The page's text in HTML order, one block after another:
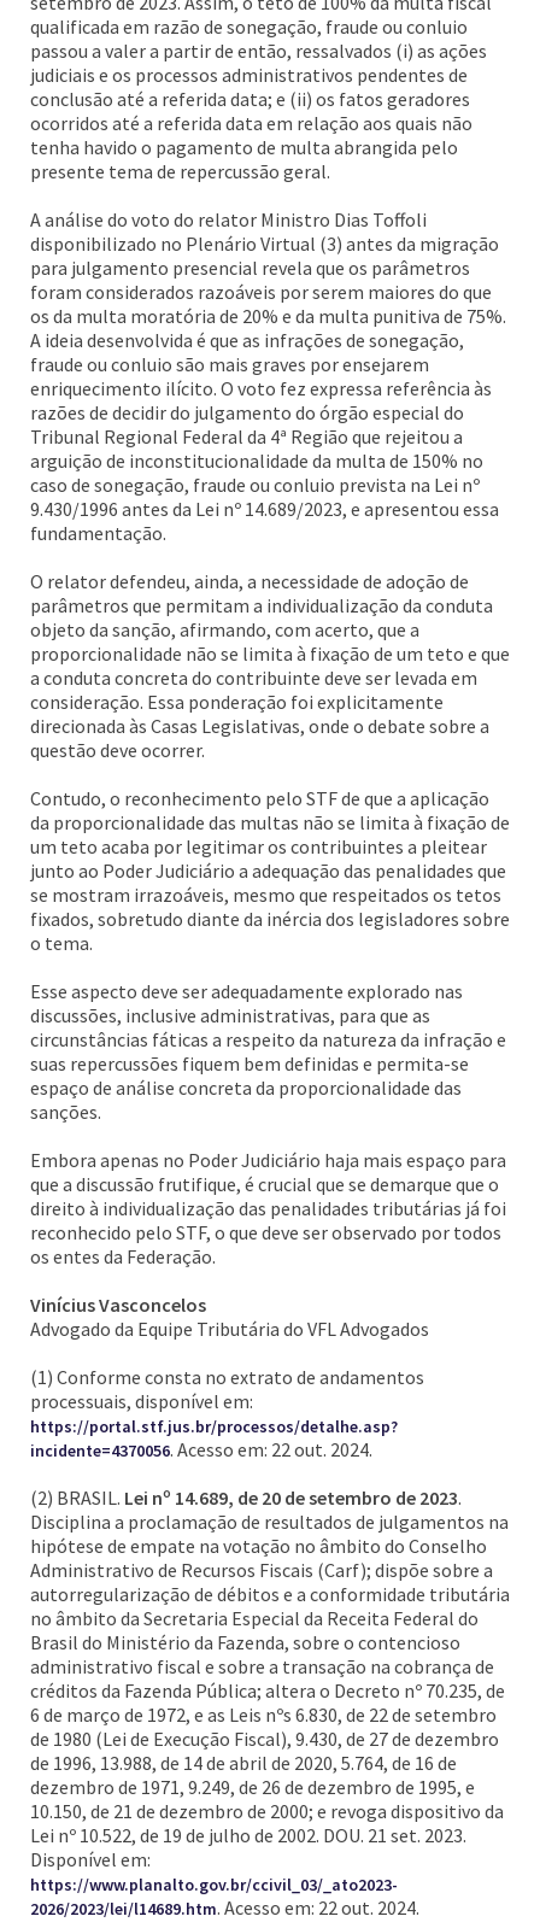
qualificada em razão de sonegação, fraude ou conluio
passou a valer a partir de então, ressalvados (i) as ações
judiciais e os processos administrativos pendentes de
conclusão até a referida data; e (ii) os fatos geradores
ocorridos até a referida data em relação aos quais não
tenha havido o pagamento de multa abrangida pelo
presente tema de repercussão geral.
A análise do voto do relator Ministro Dias Toffoli
disponibilizado no Plenário Virtual (3) antes da migração
para julgamento presencial revela que os parâmetros
foram considerados razoáveis por serem maiores do que
os da multa moratória de 20% e da multa punitiva de 75%.
A ideia desenvolvida é que as infrações de sonegação,
fraude ou conluio são mais graves por ensejarem
enriquecimento ilícito. O voto fez expressa referência às
razões de decidir do julgamento do órgão especial do
Tribunal Regional Federal da 4ª Região que rejeitou a
arguição de inconstitucionalidade da multa de 150% no
caso de sonegação, fraude ou conluio prevista na Lei nº
9.430/1996 antes da Lei nº 14.689/2023, e apresentou essa
fundamentação.
O relator defendeu, ainda, a necessidade de adoção de
parâmetros que permitam a individualização da conduta
objeto da sanção, afirmando, com acerto, que a
proporcionalidade não se limita à fixação de um teto e que
a conduta concreta do contribuinte deve ser levada em
consideração. Essa ponderação foi explicitamente
direcionada às Casas Legislativas, onde o debate sobre a
questão deve ocorrer.
Contudo, o reconhecimento pelo STF de que a aplicação
da proporcionalidade das multas não se limita à fixação de
um teto acaba por legitimar os contribuintes a pleitear
junto ao Poder Judiciário a adequação das penalidades que
se mostram irrazoáveis, mesmo que respeitados os tetos
fixados, sobretudo diante da inércia dos legisladores sobre
o tema.
Esse aspecto deve ser adequadamente explorado nas
discussões, inclusive administrativas, para que as
circunstâncias fáticas a respeito da natureza da infração e
suas repercussões fiquem bem definidas e permita-se
espaço de análise concreta da proporcionalidade das
sanções.
Embora apenas no Poder Judiciário haja mais espaço para
que a discussão frutifique, é crucial que se demarque que o
direito à individualização das penalidades tributárias já foi
reconhecido pelo STF, o que deve ser observado por todos
os entes da Federação.
Vinícius Vasconcelos
Advogado da Equipe Tributária do VFL Advogados
(1) Conforme consta no extrato de andamentos
processuais, disponível em:
https://portal.stf.jus.br/processos/detalhe.asp?
incidente=4370056. Acesso em: 22 out. 2024.
(2) BRASIL. Lei nº 14.689, de 20 de setembro de 2023.
Disciplina a proclamação de resultados de julgamentos na
hipótese de empate na votação no âmbito do Conselho
Administrativo de Recursos Fiscais (Carf); dispõe sobre a
autorregularização de débitos e a conformidade tributária
no âmbito da Secretaria Especial da Receita Federal do
Brasil do Ministério da Fazenda, sobre o contencioso
administrativo fiscal e sobre a transação na cobrança de
créditos da Fazenda Pública; altera o Decreto nº 70.235, de
6 de março de 1972, e as Leis nºs 6.830, de 22 de setembro
de 1980 (Lei de Execução Fiscal), 9.430, de 27 de dezembro
de 1996, 13.988, de 14 de abril de 2020, 5.764, de 16 de
dezembro de 1971, 9.249, de 26 de dezembro de 1995, e
10.150, de 21 de dezembro de 2000; e revoga dispositivo da
Lei nº 10.522, de 19 de julho de 2002. DOU. 21 set. 2023.
Disponível em:
https://www.planalto.gov.br/ccivil_03/_ato2023-
2026/2023/lei/l14689.htm. Acesso em: 22 out. 2024.